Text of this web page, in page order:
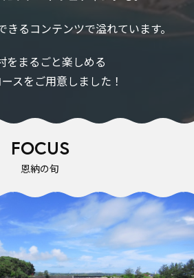
るコンテンツで溢れています。
をまるごと楽しめる
スをご用意しました！
FOCUS
恩納の旬